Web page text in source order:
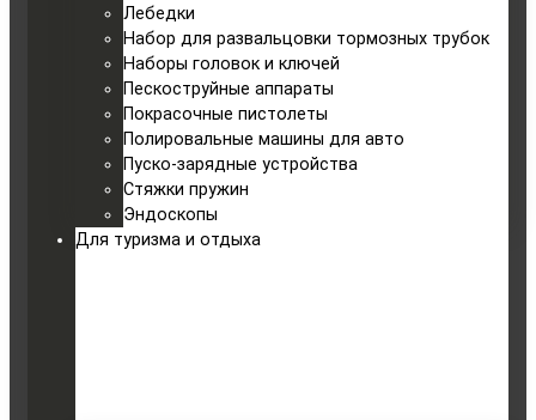
Лебедки
Набор для развальцовки тормозных трубок
Наборы головок и ключей
Пескоструйные аппараты
Покрасочные пистолеты
Полировальные машины для авто
Пуско-зарядные устройства
Стяжки пружин
Эндоскопы
Для туризма и отдыха